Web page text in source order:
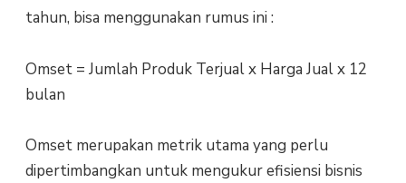
tahun, bisa menggunakan rumus ini :
Omset = Jumlah Produk Terjual x Harga Jual x 12
bulan
Omset merupakan metrik utama yang perlu
dipertimbangkan untuk mengukur efisiensi bisnis